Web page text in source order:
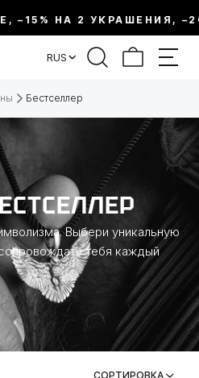
НА 2 УКРАШЕНИЯ,
RUS
Бестселлер
Выбери уникальную
тебя каждый
СОРТИРОВКА